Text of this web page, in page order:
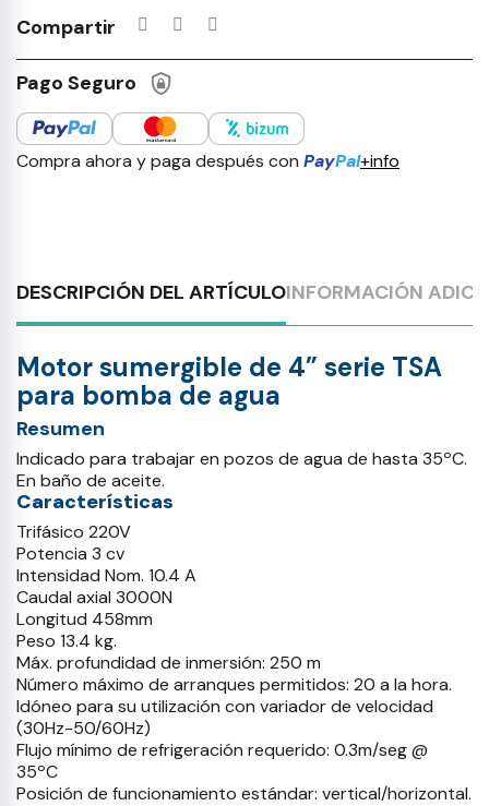
Compartir
Pago Seguro
Compra ahora y paga después con PayPal+info
DESCRIPCIÓN DEL ARTÍCULOINFORMACIÓN
Motor sumergible de 4” serie TSA
para bomba de agua
Resumen
Indicado para trabajar en pozos de agua de hasta 35ºC.
En baño de aceite.
Características
Trifásico 220V
Potencia 3 cv
Intensidad Nom. 10.4 A
Caudal axial 3000N
Longitud 458mm
Peso 13.4 kg.
Máx. profundidad de inmersión: 250 m
Número máximo de arranques permitidos: 20 a la hora.
Idóneo para su utilización con variador de velocidad
(30Hz-50/60Hz)
Flujo mínimo de refrigeración requerido: 0.3m/seg @
35ºC
Posición de funcionamiento estándar: vertical/horizontal.